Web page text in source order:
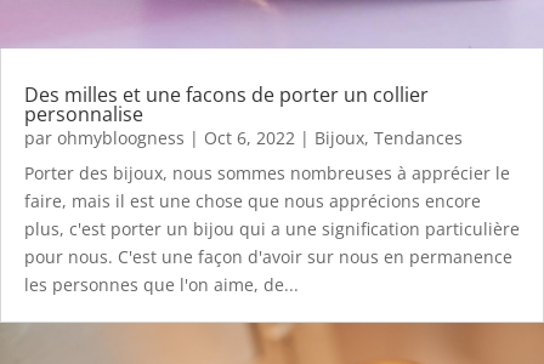
Des milles et une facons de porter un collier
personnalise
par ohmybloogness | Oct 6, 2022 | Bijoux, Tendances
Porter des bijoux, nous sommes nombreuses à apprécier le
faire, mais il est une chose que nous apprécions encore
plus, c'est porter un bijou qui a une signification particulière
pour nous. C'est une façon d'avoir sur nous en permanence
les personnes que l'on aime, de...